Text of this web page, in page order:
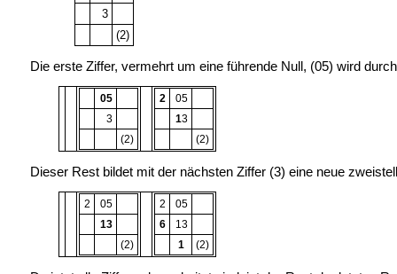
3
(2)
Die erste Ziffer, vermehrt um eine führende Null, (05) wird
05
3
(2)
2
05
13
(2)
Dieser Rest bildet mit der nächsten Ziffer (3) eine neue
2
05
13
(2)
2
05
6
13
1
(2)